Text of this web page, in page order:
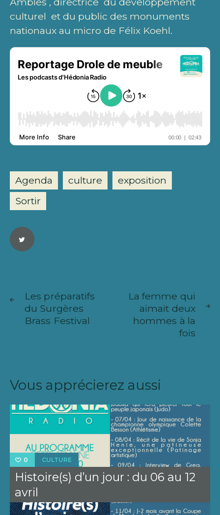
culturel et du public des monuments
nationaux au micro de Félix Koehl.
Agenda culture
exposition
Sortir
de
l’article
SUIVANT
Les préparatifs
du Surgères
Brass Festival
La femme qui
aimait deux
hommes à la
fois
Vous apprécierez aussi
0 CULTURE
Histoire(s) d’un jour : du 06 au 12
avril